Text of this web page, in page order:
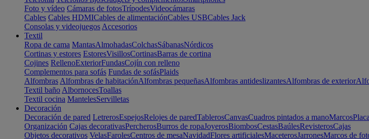
Foto y vídeo Cámaras de fotosTrípodesVideocámaras
Cables Cables HDMICables de alimentaciónCables USBCables Jack
Consolas y videojuegos Accesorios
Textil
Ropa de cama MantasAlmohadasColchasSábanasNórdicos
Cortinas y estores EstoresVisillosCortinasBarras de cortina
Cojines RellenoExteriorFundasCojín con relleno
Complementos para sofás Fundas de sofásPlaids
Alfombras Alfombras de habitaciónAlfombras pequeñasAlfombras antideslizantesAlfombras de exterior
Textil baño AlbornocesToallas
Textil cocina MantelesServilletas
Decoración
Decoración de pared LetrerosEspejosRelojes de paredTablerosCanvasCuadros pintados a manoMarcos
Organización Cajas decorativasPercherosBurros de ropaJoyerosBiombosCestasBaúlesRevisterosCajas
Objetos decorativos VelasFarolesCentros de mesaNavidadFlores artificialesMaceterosJarronesMarcos de